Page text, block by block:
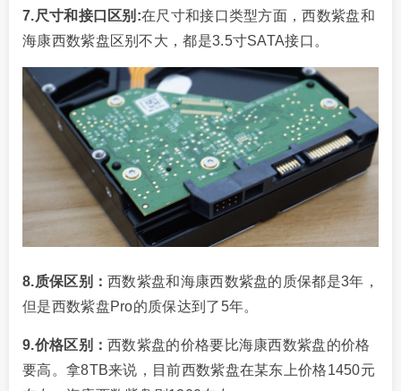
7.尺寸和接口区别:在尺寸和接口类型方面，西数紫盘和
海康西数紫盘区别不大，都是3.5寸SATA接口。
8.质保区别：西数紫盘和海康西数紫盘的质保都是3年，
但是西数紫盘Pro的质保达到了5年。
9.价格区别：西数紫盘的价格要比海康西数紫盘的价格
要高。拿8TB来说，目前西数紫盘在某东上价格1450元